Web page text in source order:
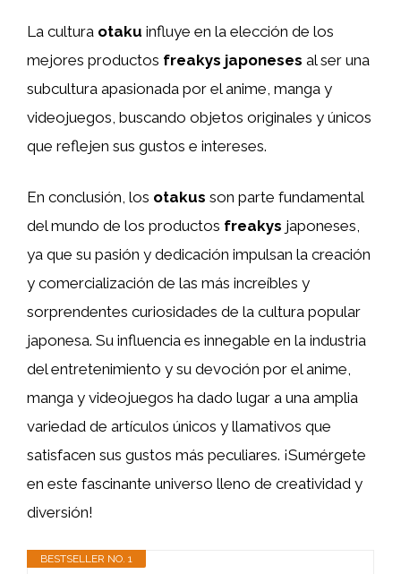
La cultura otaku influye en la elección de los
mejores productos freakys japoneses al ser una
subcultura apasionada por el anime, manga y
videojuegos, buscando objetos originales y únicos
que reflejen sus gustos e intereses.
En conclusión, los otakus son parte fundamental
del mundo de los productos freakys japoneses,
ya que su pasión y dedicación impulsan la creación
y comercialización de las más increíbles y
sorprendentes curiosidades de la cultura popular
japonesa. Su influencia es innegable en la industria
del entretenimiento y su devoción por el anime,
manga y videojuegos ha dado lugar a una amplia
variedad de artículos únicos y llamativos que
satisfacen sus gustos más peculiares. ¡Sumérgete
en este fascinante universo lleno de creatividad y
diversión!
BESTSELLER NO. 1